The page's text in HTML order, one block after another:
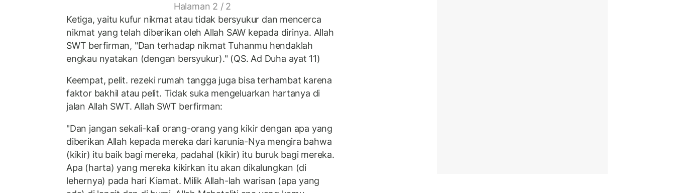
Halaman 2 / 2
Ketiga, yaitu kufur nikmat atau tidak bersyukur dan mencerca
nikmat yang telah diberikan oleh Allah SAW kepada dirinya. Allah
SWT berfirman, "Dan terhadap nikmat Tuhanmu hendaklah
engkau nyatakan (dengan bersyukur)." (QS. Ad Duha ayat 11)
Keempat, pelit. rezeki rumah tangga juga bisa terhambat karena
faktor bakhil atau pelit. Tidak suka mengeluarkan hartanya di
jalan Allah SWT. Allah SWT berfirman:
"Dan jangan sekali-kali orang-orang yang kikir dengan apa yang
diberikan Allah kepada mereka dari karunia-Nya mengira bahwa
(kikir) itu baik bagi mereka, padahal (kikir) itu buruk bagi mereka.
Apa (harta) yang mereka kikirkan itu akan dikalungkan (di
lehernya) pada hari Kiamat. Milik Allah-lah warisan (apa yang